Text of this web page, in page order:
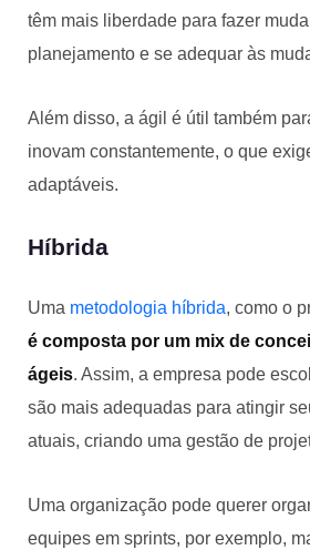
têm mais liberdade para fazer
planejamento e se adequar às
Além disso, a ágil é útil também
inovam constantemente, o que
adaptáveis.
Híbrida
Uma metodologia híbrida, como o
é composta por um mix de
ágeis. Assim, a empresa pode
são mais adequadas para atingir
atuais, criando uma gestão de
Uma organização pode querer
equipes em sprints, por exemplo,